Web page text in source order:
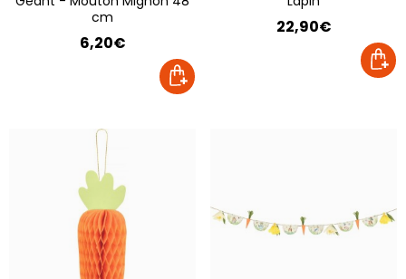
cm
6,20€
22,90€